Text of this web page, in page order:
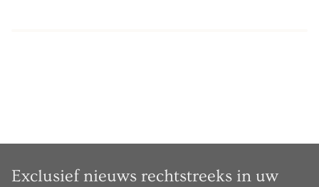
Exclusief nieuws rechtstreeks in uw